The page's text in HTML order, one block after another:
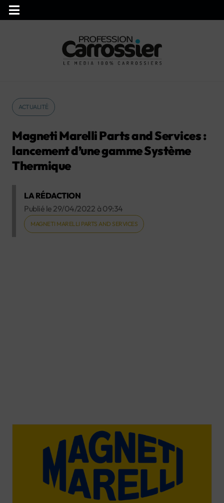
ACTUALITÉ
Magneti Marelli Parts and Services :
lancement d’une gamme Système
Thermique
LA RÉDACTION
Publié le 29/04/2022 à 09:34
MAGNETI MARELLI PARTS AND SERVICES